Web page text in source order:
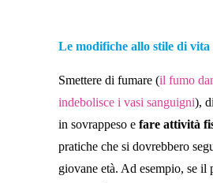
Le modifiche allo stile di vita
Smettere di fumare (il fumo
indebolisce i vasi sanguigni),
in sovrappeso e fare attività
pratiche che si dovrebbero
giovane età. Ad esempio, se il